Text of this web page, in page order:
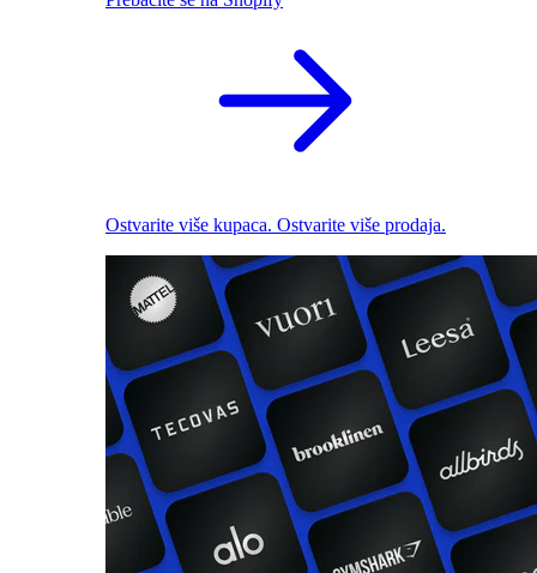
Ostvarite više kupaca. Ostvarite više prodaja.